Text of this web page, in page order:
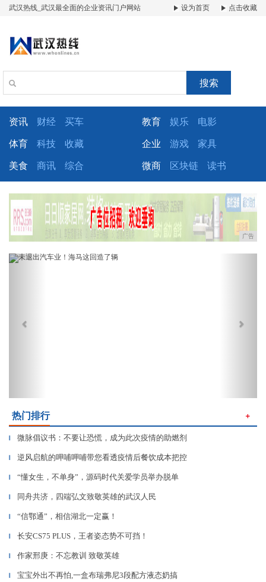
武汉热线_武汉最全面的企业资讯门户网站 设为首页 点击收藏
搜索
资讯 财经 买车 教育 娱乐 电影
体育 科技 收藏 企业 游戏 家具
美食 商讯 综合 微商 区块链 读书
广告
Previous
热门排行 ＋
▎ 微脉倡议书：不要让恐慌，成为此次疫情的助燃剂
▎ 逆风启航的呷哺呷哺带您看透疫情后餐饮成本把控
▎ “懂女生，不单身”，源码时代关爱学员举办脱单
▎ 同舟共济，四端弘文致敬英雄的武汉人民
▎ “信鄂通”，相信湖北一定赢！
▎ 长安CS75 PLUS，王者姿态势不可挡！
▎ 作家邢庚：不忘教训 致敬英雄
▎ 宝宝外出不再怕,一盒布瑞弗尼3段配方液态奶搞